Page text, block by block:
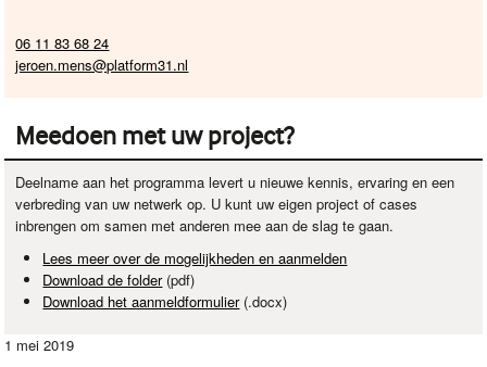
06 11 83 68 24
jeroen.mens@platform31.nl
Meedoen met uw project?
Deelname aan het programma levert u nieuwe kennis, ervaring en een
verbreding van uw netwerk op. U kunt uw eigen project of cases
inbrengen om samen met anderen mee aan de slag te gaan.
Lees meer over de mogelijkheden en aanmelden
Download de folder(pdf)
Download het aanmeldformulier(.docx)
1 mei 2019